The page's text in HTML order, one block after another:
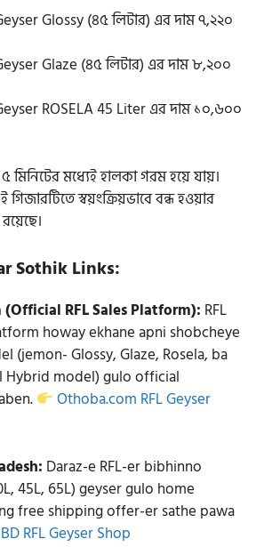
Glossy (৪৫ লিটার) এর দাম ৭,২২০
Glaze (৪৫ লিটার) এর দাম ৮,২০০
ROSELA 45 Liter এর দাম ১০,৬০০
মিনিটের মধ্যেই হালকা গরম হয়ে যায়।
স্বয়ংক্রিয়ভাবে বন্ধ হওয়ার
Sothik Links:
RFL Sales Platform): RFL
howay ekhane apni shobcheye
(jemon- Glossy, Glaze, Rosela, ba
Hybrid model) gulo official
Othoba.com RFL Geyser
Daraz-e RFL-er bibhinno
45L, 65L) geyser gulo home
free shipping offer-er sathe pawa
RFL Geyser Shop